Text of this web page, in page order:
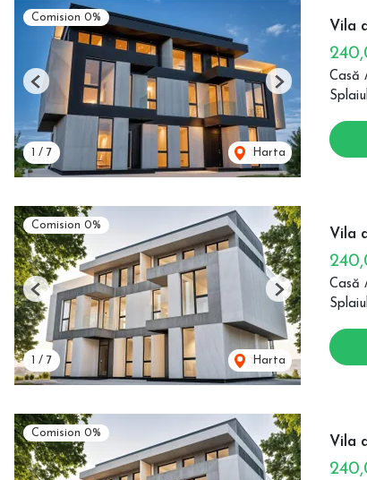
Comision 0%
1 / 7 Harta
Previous Next
Vila
Casă
Comision 0%
1 / 7 Harta
Previous Next
Vila
Casă
Comision 0%
Vila